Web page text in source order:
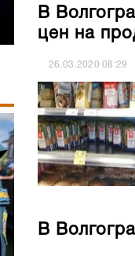
В
цен на
26.03.202008:29
В